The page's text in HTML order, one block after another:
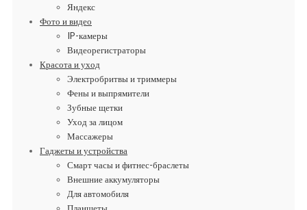
Яндекс
Фото и видео
IP-камеры
Видеорегистраторы
Красота и уход
Электробритвы и триммеры
Фены и выпрямители
Зубные щетки
Уход за лицом
Массажеры
Гаджеты и устройства
Смарт часы и фитнес-браслеты
Внешние аккумуляторы
Для автомобиля